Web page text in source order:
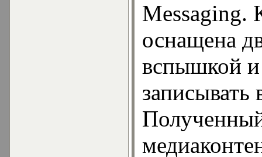
Messaging.
оснащена
вспышкой и
записывать